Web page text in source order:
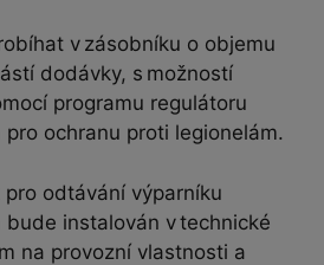
v zásobníku o objemu
dodávky, s možností
programu regulátoru
ochranu proti legionelám.
odtávání výparníku
instalován v technické
na provozní vlastnosti a